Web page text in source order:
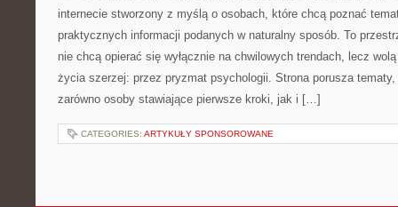
internecie stworzony z myślą o osobach, które chcą poznać
praktycznych informacji podanych w naturalny sposób. To
nie chcą opierać się wyłącznie na chwilowych trendach, lecz
życia szerzej: przez pryzmat psychologii. Strona porusza
zarówno osoby stawiające pierwsze kroki, jak i […]
CATEGORIES: ARTYKUŁY SPONSOROWANE